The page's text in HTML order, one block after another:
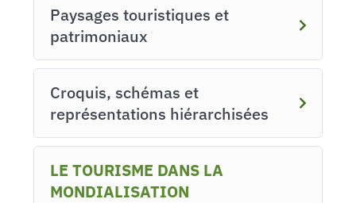
Paysages touristiques et
patrimoniaux
Croquis, schémas et
représentations hiérarchisées
LE TOURISME DANS LA
MONDIALISATION